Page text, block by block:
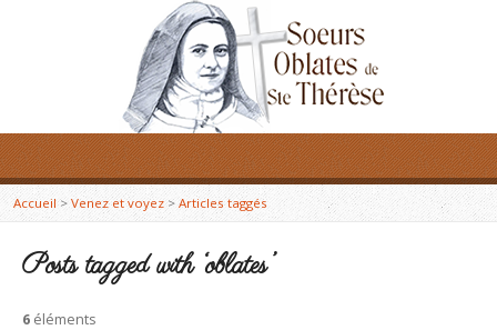
Accueil> Venez et voyez > Articles taggés
Posts tagged with ‘oblates’
6 éléments